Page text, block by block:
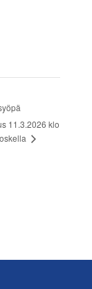
11.3.2026 klo